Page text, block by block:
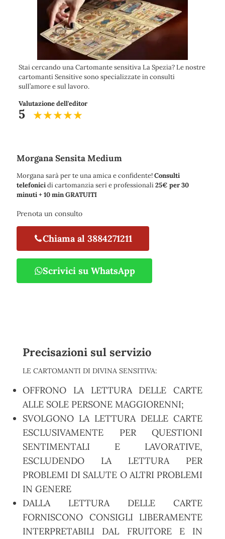
Stai cercando una Cartomante sensitiva La Spezia? Le nostre
cartomanti Sensitive sono specializzate in consulti
sull’amore e sul lavoro.
Valutazione dell'editor
5
Morgana Sensita Medium
Morgana sarà per te una amica e confidente!Consulti
telefonicidi cartomanzia seri e professionali25€ per 30
minuti + 10 min GRATUITI
Prenota un consulto
Chiama al 3884271211
Scrivici su WhatsApp
Precisazioni sul servizio
LE CARTOMANTI DI DIVINA SENSITIVA:
OFFRONO LA LETTURA DELLE CARTE
ALLE SOLE PERSONE MAGGIORENNI;
SVOLGONO LA LETTURA DELLE CARTE
ESCLUSIVAMENTE PER QUESTIONI
SENTIMENTALI E LAVORATIVE,
ESCLUDENDO LA LETTURA PER
PROBLEMI DI SALUTE O ALTRI PROBLEMI
IN GENERE
DALLA LETTURA DELLE CARTE
FORNISCONO CONSIGLI LIBERAMENTE
INTERPRETABILI DAL FRUITORE E IN